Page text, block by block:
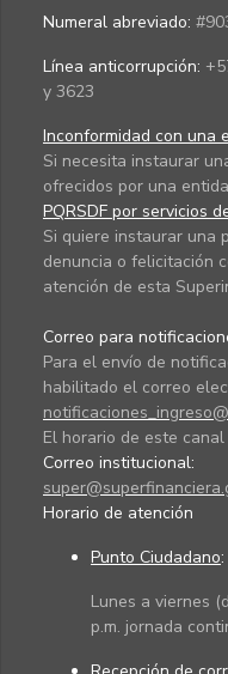
Numeral abreviado:
Línea anticorrupción:
y 3623
Inconformidad con una
Si necesita instaurar
ofrecidos por una
PQRSDF por servicios
Si quiere instaurar una
denuncia o felicitación
atención de esta
Correo para
Para el envío de
habilitado el correo
El horario de este canal
Correo institucional:
Horario de atención
Punto Ciudadano:
Lunes a viernes
p.m. jornada